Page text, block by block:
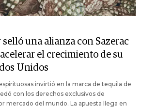
una alianza con Sazerac
el crecimiento de su
Unidos
invirtió en la marca de tequila de
con los derechos exclusivos de
mercado del mundo. La apuesta llega en